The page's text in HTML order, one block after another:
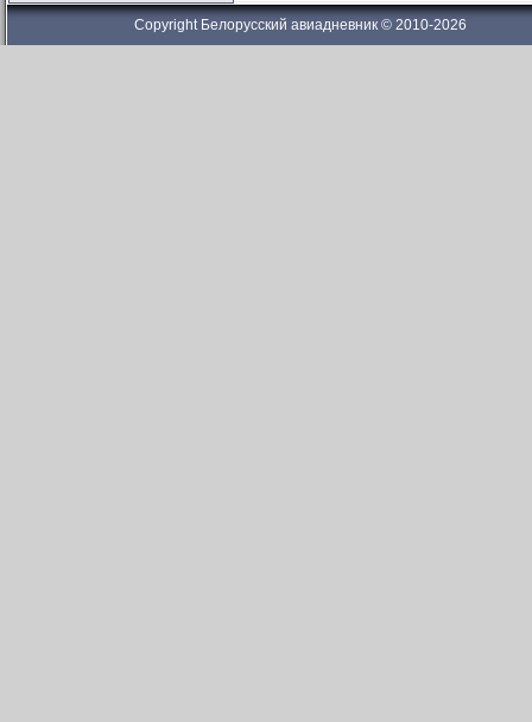
Copyright Белорусский авиадневник © 2010-2026